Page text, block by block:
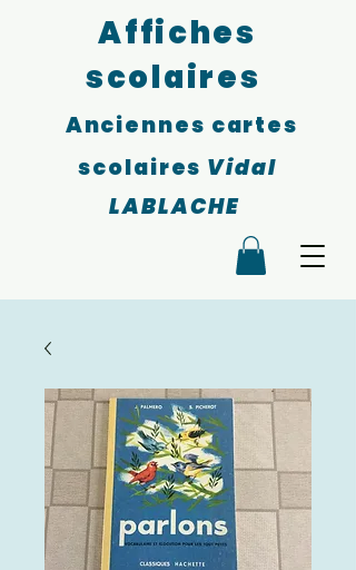
Affiches
scolaires
Anciennes cartes
scolaires Vidal
LABLACHE